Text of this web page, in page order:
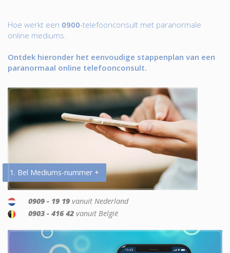
Hoe werkt een 0900-telefoonconsult met paranormale
online mediums.
Ontdek hieronder het eenvoudige stappenplan van een
paranormaal online telefoonconsult.
1. Bel Mediums-nummer +
0909 - 19 19 vanuit Nederland
0903 - 416 42 vanuit België